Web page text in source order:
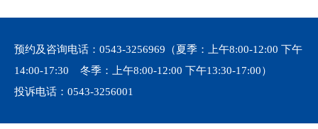
预约及咨询电话： 0543-3256969 （夏季：上午8:00-12:00 下午
14:00-17:30 冬季：上午8:00-12:00 下午13:30-17:00）
投诉电话： 0543-3256001